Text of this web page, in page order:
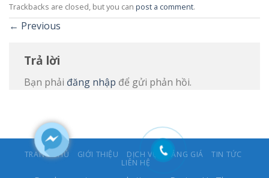
Trackbacks are closed, but you can post a comment.
← Previous
Trả lời
Bạn phải đăng nhập để gửi phản hồi.
TRANG CHỦ GIỚI THIỆU DỊCH VỤ BẢNG GIÁ
TIN TỨC
LIÊN HỆ